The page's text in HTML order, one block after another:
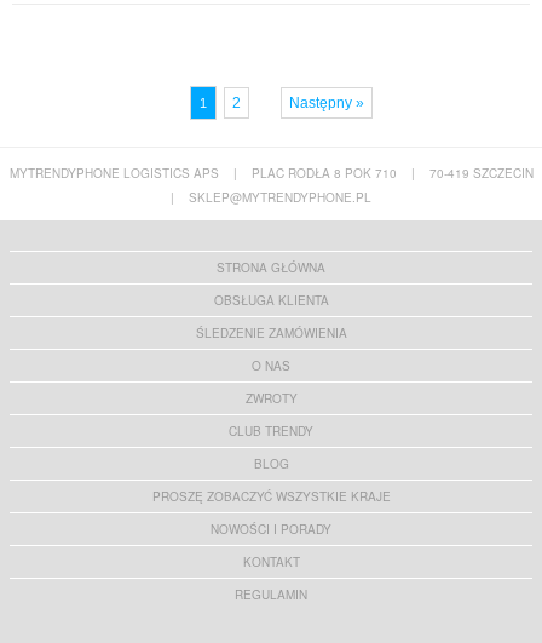
1 2 Następny »
MYTRENDYPHONE LOGISTICS APS | PLAC RODŁA 8 POK 710 |
70-419 SZCZECIN
|
SKLEP@MYTRENDYPHONE.PL
STRONA GŁÓWNA
OBSŁUGA KLIENTA
ŚLEDZENIE ZAMÓWIENIA
O NAS
ZWROTY
CLUB TRENDY
BLOG
PROSZĘ ZOBACZYĆ WSZYSTKIE KRAJE
NOWOŚCI I PORADY
KONTAKT
REGULAMIN